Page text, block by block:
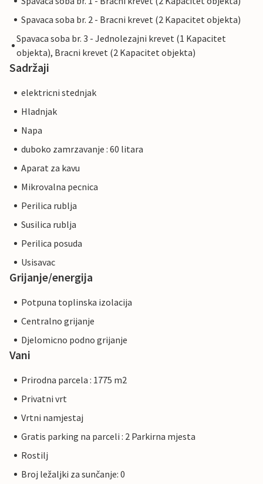
Spavaca soba br. 2 - Bracni krevet (2 Kapacitet objekta)
Spavaca soba br. 3 - Jednolezajni krevet (1 Kapacitet
objekta), Bracni krevet (2 Kapacitet objekta)
Sadržaji
elektricni stednjak
Hladnjak
Napa
duboko zamrzavanje : 60 litara
Aparat za kavu
Mikrovalna pecnica
Perilica rublja
Susilica rublja
Perilica posuda
Usisavac
Grijanje/energija
Potpuna toplinska izolacija
Centralno grijanje
Djelomicno podno grijanje
Vani
Prirodna parcela : 1775 m2
Privatni vrt
Vrtni namjestaj
Gratis parking na parceli : 2 Parkirna mjesta
Rostilj
Broj ležaljki za sunčanje: 0